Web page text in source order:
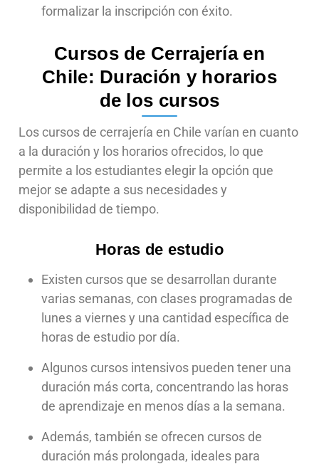
formalizar la inscripción con éxito.
Cursos de Cerrajería en
Chile: Duración y horarios
de los cursos
Los cursos de cerrajería en Chile varían en cuanto
a la duración y los horarios ofrecidos, lo que
permite a los estudiantes elegir la opción que
mejor se adapte a sus necesidades y
disponibilidad de tiempo.
Horas de estudio
Existen cursos que se desarrollan durante
varias semanas, con clases programadas de
lunes a viernes y una cantidad específica de
horas de estudio por día.
Algunos cursos intensivos pueden tener una
duración más corta, concentrando las horas
de aprendizaje en menos días a la semana.
Además, también se ofrecen cursos de
duración más prolongada, ideales para